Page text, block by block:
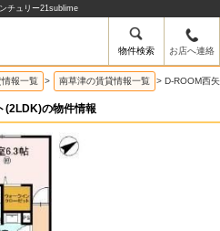
チュリー21sublime
物件検索 お店へ連絡
報一覧 > 南草津の賃貸情報一覧 > D-ROOM西
(2LDK)の物件情報